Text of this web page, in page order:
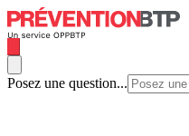
Posez une question...